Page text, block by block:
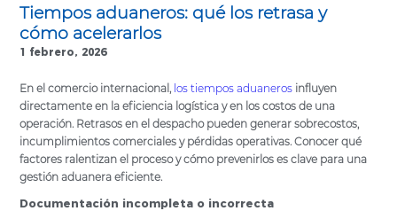
Tiempos aduaneros: qué los retrasa y
cómo acelerarlos
1 febrero, 2026
En el comercio internacional, los tiempos aduaneros influyen
directamente en la eficiencia logística y en los costos de una
operación. Retrasos en el despacho pueden generar sobrecostos,
incumplimientos comerciales y pérdidas operativas. Conocer qué
factores ralentizan el proceso y cómo prevenirlos es clave para una
gestión aduanera eficiente.
Documentación incompleta o incorrecta